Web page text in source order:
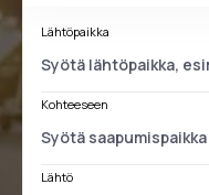
Lähtöpaikka
Kohteeseen
Lähtö